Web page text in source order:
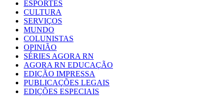
ESPORTES
CULTURA
SERVIÇOS
MUNDO
COLUNISTAS
OPINIÃO
SÉRIES AGORA RN
AGORA RN EDUCAÇÃO
EDIÇÃO IMPRESSA
PUBLICAÇÕES LEGAIS
EDIÇÕES ESPECIAIS